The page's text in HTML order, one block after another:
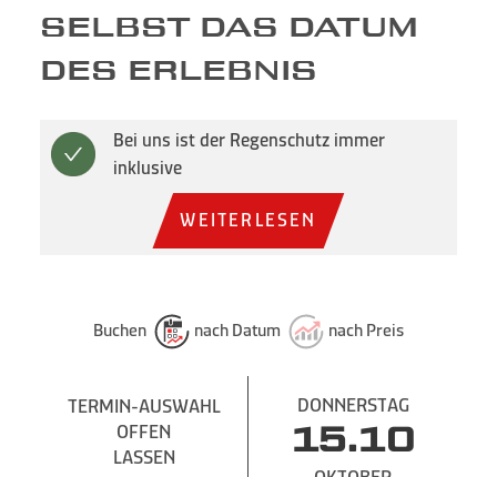
SELBST DAS DATUM
DES ERLEBNIS
Bei uns ist der Regenschutz immer
inklusive
WEITERLESEN
Buchen nach Datum nach Preis
TERMIN-AUSWAHL
OFFEN
LASSEN
DONNERSTAG
15.10